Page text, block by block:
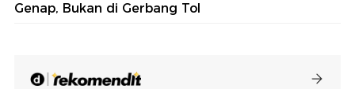
Genap, Bukan di Gerbang Tol